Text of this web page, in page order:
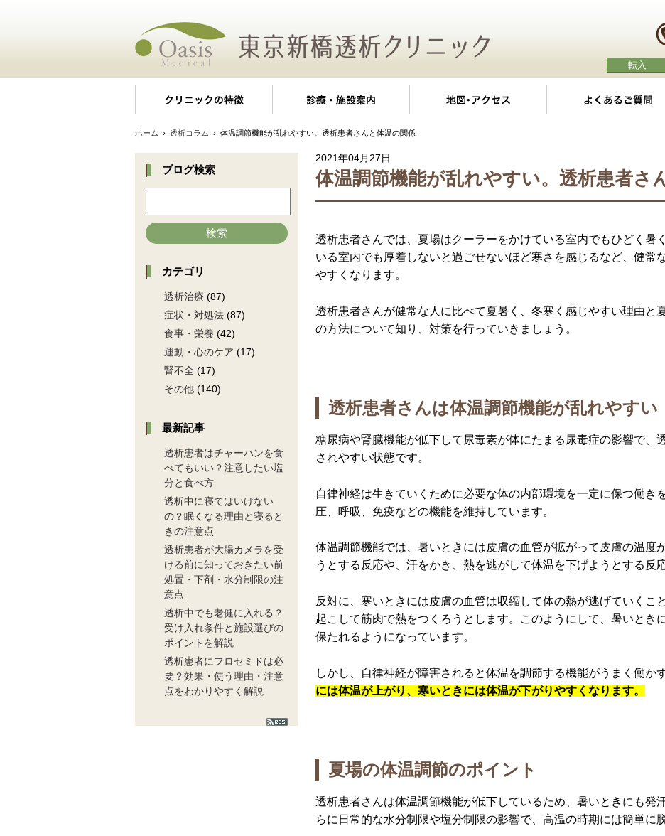
転入
ホーム › 透析コラム › 体温調節機能が乱れやすい。透析患者さんと体温の関係
2021年04月27日
体温調節機能が乱れやすい。透析患者さ
透析患者さんでは、夏場はクーラーをかけている室内でもひどく暑
いる室内でも厚着しないと過ごせないほど寒さを感じるなど、健常
やすくなります。
透析患者さんが健常な人に比べて夏暑く、冬寒く感じやすい理由と
の方法について知り、対策を行っていきましょう。
透析患者さんは体温調節機能が乱れやすい
糖尿病や腎臓機能が低下して尿毒素が体にたまる尿毒症の影響で、
されやすい状態です。
自律神経は生きていくために必要な体の内部環境を一定に保つ働き
圧、呼吸、免疫などの機能を維持しています。
体温調節機能では、暑いときには皮膚の血管が拡がって皮膚の温度
うとする反応や、汗をかき、熱を逃がして体温を下げようとする反
反対に、寒いときには皮膚の血管は収縮して体の熱が逃げていくこ
起こして筋肉で熱をつくろうとします。このようにして、暑いとき
保たれるようになっています。
しかし、自律神経が障害されると体温を調節する機能がうまく働か
には体温が上がり、寒いときには体温が下がりやすくなります。
夏場の体温調節のポイント
透析患者さんは体温調節機能が低下しているため、暑いときにも発
らに日常的な水分制限や塩分制限の影響で、高温の時期には簡単に
ブログ検索
検索
カテゴリ
透析治療 (87)
症状・対処法 (87)
食事・栄養 (42)
運動・心のケア (17)
腎不全 (17)
その他 (140)
最新記事
透析患者はチャーハンを食
べてもいい？注意したい塩
分と食べ方
透析中に寝てはいけない
の？眠くなる理由と寝ると
きの注意点
透析患者が大腸カメラを受
ける前に知っておきたい前
処置・下剤・水分制限の注
意点
透析中でも老健に入れる？
受け入れ条件と施設選びの
ポイントを解説
透析患者にフロセミドは必
要？効果・使う理由・注意
点をわかりやすく解説